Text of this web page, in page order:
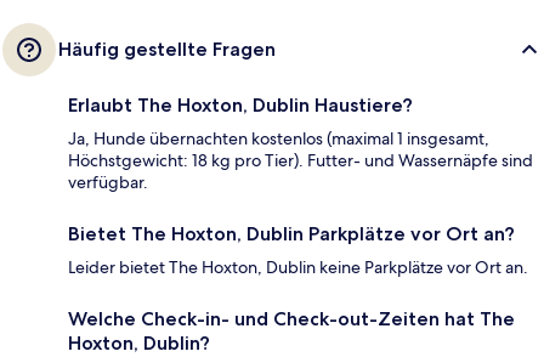
Häufig gestellte Fragen
Erlaubt The Hoxton, Dublin Haustiere?
Ja, Hunde übernachten kostenlos (maximal 1 insgesamt,
Höchstgewicht: 18 kg pro Tier). Futter- und Wassernäpfe sind
verfügbar.
Bietet The Hoxton, Dublin Parkplätze vor Ort an?
Leider bietet The Hoxton, Dublin keine Parkplätze vor Ort an.
Welche Check-in- und Check-out-Zeiten hat The
Hoxton, Dublin?